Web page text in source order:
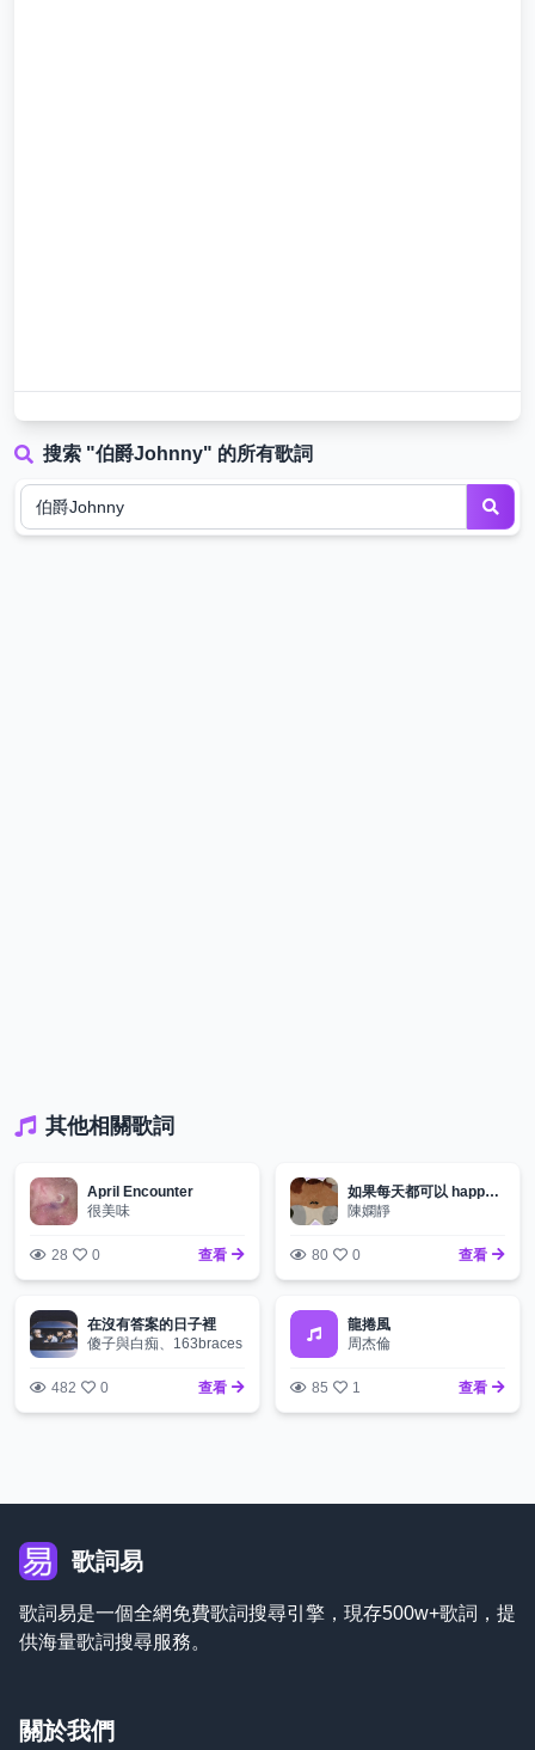
搜索 "伯爵Johnny" 的所有歌詞
其他相關歌詞
April Encounter
很美味
28 0 查看
如果每天都可以 happy happy 誰想要sad:))
陳嫻靜
80 0 查看
在沒有答案的日子裡
傻子與白痴、163braces
482 0 查看
龍捲風
周杰倫
85 1 查看
歌詞易
歌詞易是一個全網免費歌詞搜尋引擎，現存500w+歌詞，提
供海量歌詞搜尋服務。
關於我們